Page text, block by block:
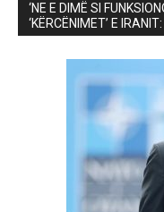
‘NE E DIMË SI
‘KËRCËNIMET’ E